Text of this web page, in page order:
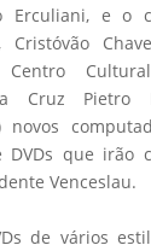
Erculiani, e o
Cristóvão
Centro
Cruz Pietro
novos
que irão
Venceslau.
de vários